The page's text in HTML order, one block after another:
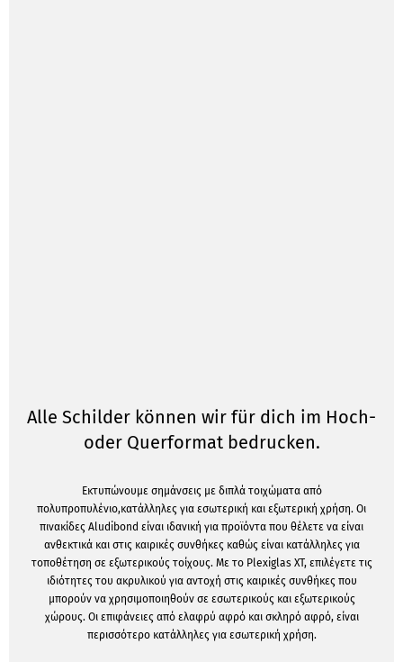
Alle Schilder können wir für dich im Hoch-
oder Querformat bedrucken.
Εκτυπώνουμε σημάνσεις με διπλά τοιχώματα από
πολυπροπυλένιο,κατάλληλες για εσωτερική και εξωτερική χρήση. Οι
πινακίδες Aludibond είναι ιδανική για προϊόντα που θέλετε να είναι
ανθεκτικά και στις καιρικές συνθήκες καθώς είναι κατάλληλες για
τοποθέτηση σε εξωτερικούς τοίχους. Με το Plexiglas XT, επιλέγετε τις
ιδιότητες του ακρυλικού για αντοχή στις καιρικές συνθήκες που
μπορούν να χρησιμοποιηθούν σε εσωτερικούς και εξωτερικούς
χώρους. Οι επιφάνειες από ελαφρύ αφρό και σκληρό αφρό, είναι
περισσότερο κατάλληλες για εσωτερική χρήση.